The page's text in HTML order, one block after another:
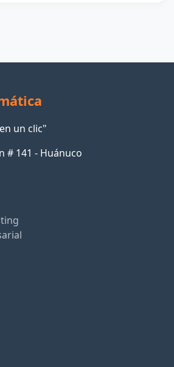
un clic"
# 141 - Huánuco